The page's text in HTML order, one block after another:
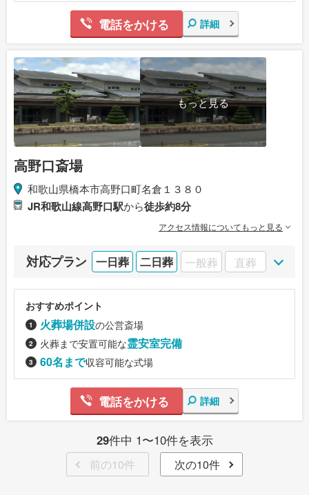
電話をかける 詳細
もっと見る
高野口斎場
和歌山県橋本市高野口町名倉１３８０
JR和歌山線高野口駅から徒歩約8分
アクセス情報についてもっと見る
対応プラン 一日葬 二日葬 一般葬 直葬
おすすめポイント
火葬場併設の公営斎場
火葬まで安置可能な霊安室完備
60名まで収容可能な式場
電話をかける 詳細
29件中 1〜10件を表示
前の10件 次の10件